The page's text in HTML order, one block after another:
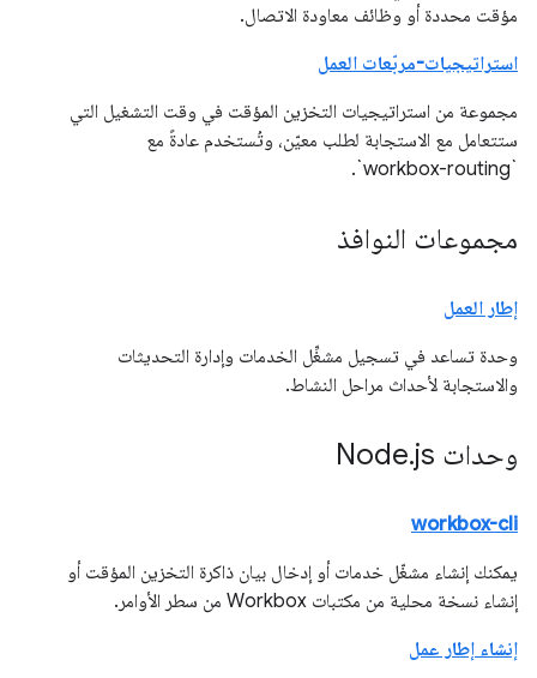
مؤقت محددة أو وظائف معاودة الاتصال.
استراتيجيات-مربّعات العمل
مجموعة من استراتيجيات التخزين المؤقت في وقت التشغيل التي
ستتعامل مع الاستجابة لطلب معيّن، وتُستخدم عادةً مع
`workbox-routing`.
مجموعات النوافذ
إطار العمل
وحدة تساعد في تسجيل مشغِّل الخدمات وإدارة التحديثات
والاستجابة لأحداث مراحل النشاط.
وحدات Node .js
workbox-cli
يمكنك إنشاء مشغّل خدمات أو إدخال بيان ذاكرة التخزين المؤقت أو
إنشاء نسخة محلية من مكتبات Workbox من سطر الأوامر.
إنشاء إطار عمل